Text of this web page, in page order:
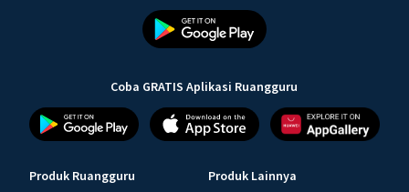
Coba GRATIS Aplikasi Ruangguru
Produk Ruangguru Produk Lainnya